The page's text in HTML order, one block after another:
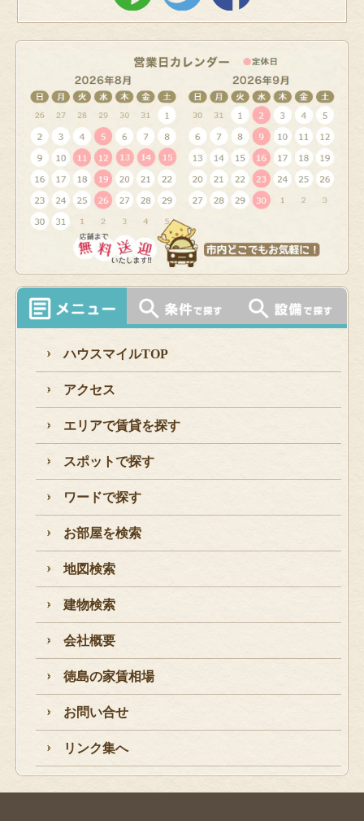
ハウスマイルTOP
アクセス
エリアで賃貸を探す
スポットで探す
ワードで探す
お部屋を検索
地図検索
建物検索
会社概要
徳島の家賃相場
お問い合せ
リンク集へ